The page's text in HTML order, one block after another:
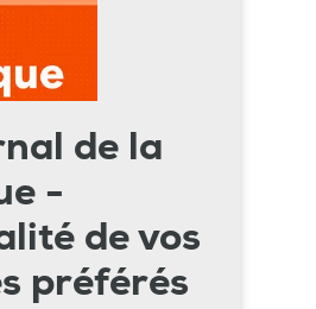
de la
-
de vos
préférés